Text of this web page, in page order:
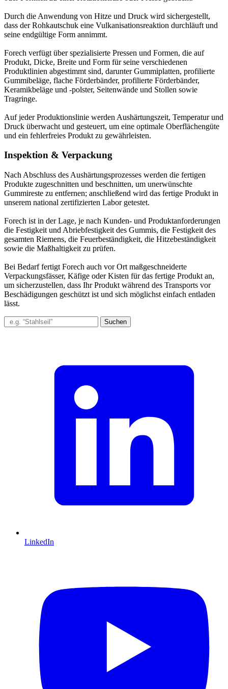
Durch die Anwendung von Hitze und Druck wird sichergestellt,
dass der Rohkautschuk eine Vulkanisationsreaktion durchläuft und
seine endgültige Form annimmt.
Forech verfügt über spezialisierte Pressen und Formen, die auf
Produkt, Dicke, Breite und Form für seine verschiedenen
Produktlinien abgestimmt sind, darunter Gummiplatten, profilierte
Gummibeläge, flache Förderbänder, profilierte Förderbänder,
Keramikbeläge und -polster, Seitenwände und Stollen sowie
Tragringe.
Auf jeder Produktionslinie werden Aushärtungszeit, Temperatur und
Druck überwacht und gesteuert, um eine optimale Oberflächengüte
und ein fehlerfreies Produkt zu gewährleisten.
Inspektion & Verpackung
Nach Abschluss des Aushärtungsprozesses werden die fertigen
Produkte zugeschnitten und beschnitten, um unerwünschte
Gummireste zu entfernen; anschließend wird das fertige Produkt in
unserem national zertifizierten Labor getestet.
Forech ist in der Lage, je nach Kunden- und Produktanforderungen
die Festigkeit und Abriebfestigkeit des Gummis, die Festigkeit des
gesamten Riemens, die Feuerbeständigkeit, die Hitzebeständigkeit
sowie die Maßhaltigkeit zu prüfen.
Bei Bedarf fertigt Forech auch vor Ort maßgeschneiderte
Verpackungsfässer, Käfige oder Kisten für das fertige Produkt an,
um sicherzustellen, dass Ihr Produkt während des Transports vor
Beschädigungen geschützt ist und sich möglichst einfach entladen
lässt.
Suchen
LinkedIn